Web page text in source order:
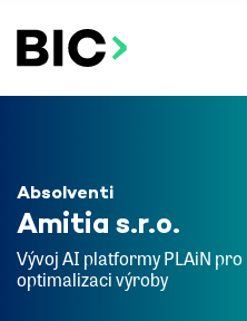
Absolventi
Amitia s.r.o.
Vývoj AI platformy PLAiN
optimalizaci výroby